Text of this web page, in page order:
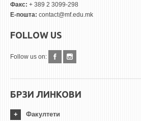
Факс: + 389 2 3099-298
Е-пошта: contact@mf.edu.mk
FOLLOW US
Follow us on:
БРЗИ ЛИНКОВИ
Факултети